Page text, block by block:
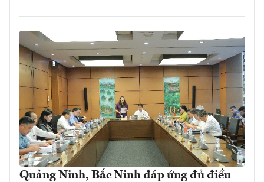
Quảng Ninh, Bắc Ninh đáp ứng đủ điều